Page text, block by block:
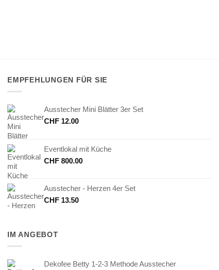
EMPFEHLUNGEN FÜR SIE
Ausstecher Mini Blätter 3er Set
CHF 12.00
Eventlokal mit Küche
CHF 800.00
Ausstecher - Herzen 4er Set
CHF 13.50
IM ANGEBOT
Dekofee Betty 1-2-3 Methode Ausstecher